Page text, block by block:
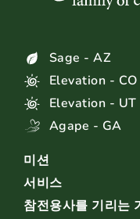
Sage - AZ
Elevation - CO
Elevation - UT
Agape - GA
미션
서비스
참전용사를 기리는